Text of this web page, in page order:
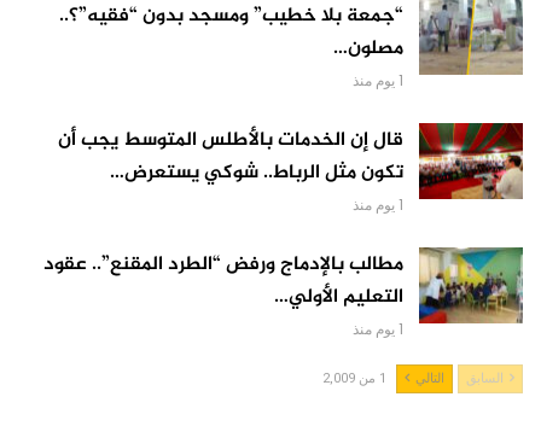
“جمعة بلا خطيب” ومسجد بدون “فقيه”؟..
مصلون…
1 يوم منذ
قال إن الخدمات بالأطلس المتوسط يجب أن
تكون مثل الرباط.. شوكي يستعرض…
1 يوم منذ
مطالب بالإدماج ورفض “الطرد المقنع”.. عقود
التعليم الأولي…
1 يوم منذ
السابق التالي 1 من 2,009